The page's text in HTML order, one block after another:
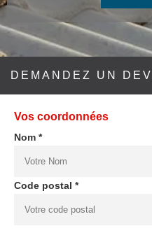
DEMANDEZ UN
Vos coordonnées
Nom *
Code postal *